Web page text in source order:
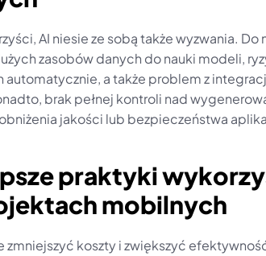
AI niesie ze sobą także wyzwania. Do
zasobów danych do nauki modeli,
automatycznie, a także problem z
brak pełnej kontroli nad
jakości lub bezpieczeństwa
praktyki
mobilnych
zmniejszyć koszty i zwiększyć